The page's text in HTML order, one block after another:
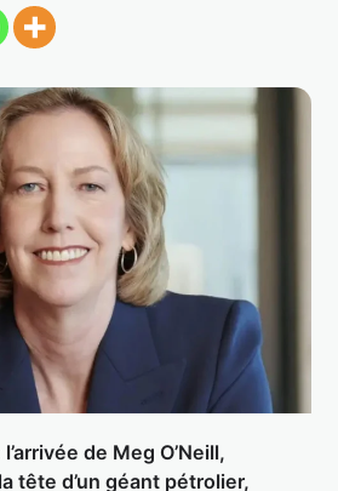
de Meg O’Neill,
tête d’un géant pétrolier,